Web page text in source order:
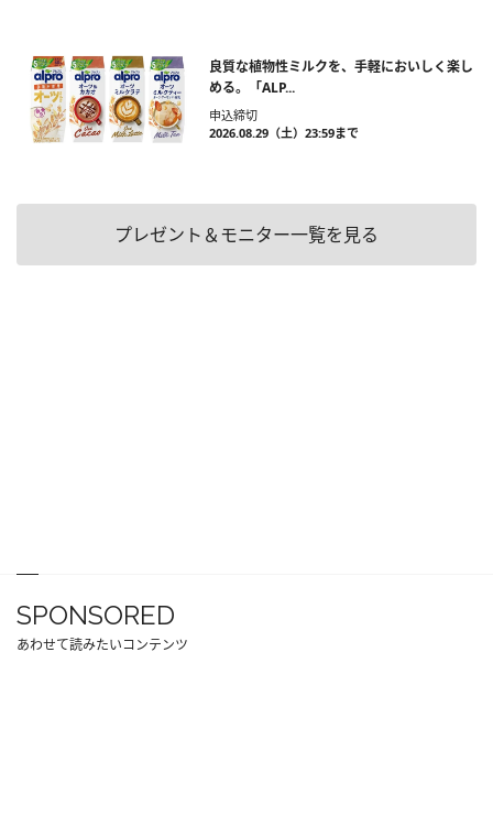
良質な植物性ミルクを、手軽においしく楽し
める。「ALP...
申込締切
2026.08.29（土）23:59まで
プレゼント＆モニター一覧を見る
SPONSORED
あわせて読みたいコンテンツ